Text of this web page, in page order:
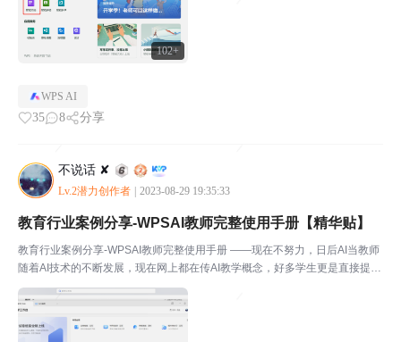
102+
WPS AI
35 8 分享
不说话 ✘
Lv.2潜力创作者 2023-08-29 19:35:33
教育行业案例分享-WPSAI教师完整使用手册【精华贴】
教育行业案例分享-WPSAI教师完整使用手册 ——现在不努力，日后AI当教师
随着AI技术的不断发展，现在网上都在传AI教学概念，好多学生更是直接提出
AI更适合当老师，它们知识更全面，解答高考难题更直观，不懂还可以回放，
可以根据自己的要求进行个性化学习，关键...